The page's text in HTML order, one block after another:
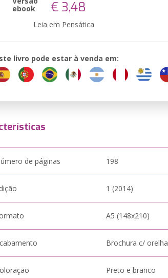
ebook € 3,48
Leia em Pensática
livro pode estar à venda em:
de páginas 198
1 (2014)
A5 (148x210)
Brochura c/ orelha
Preto e branco